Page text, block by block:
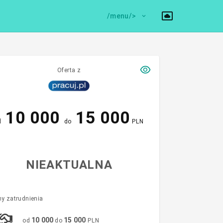
/menu/>
Oferta z
10 000 do 15 000 PLN
NIEAKTUALNA
zatrudnienia
od 10 000 do 15 000 PLN